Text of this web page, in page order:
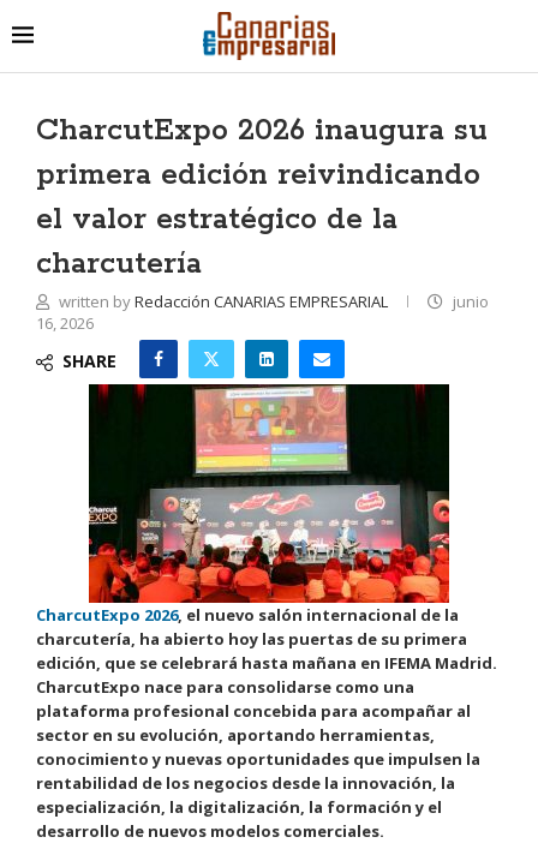
CharcutExpo 2026 inaugura su
primera edición reivindicando
el valor estratégico de la
charcutería
written byRedacción CANARIAS EMPRESARIAL
junio
16, 2026
SHARE
CharcutExpo 2026, el nuevo salón internacional de la
charcutería, ha abierto hoy las puertas de su primera
edición, que se celebrará hasta mañana en IFEMA Madrid.
CharcutExpo nace para consolidarse como una
plataforma profesional concebida para acompañar al
sector en su evolución, aportando herramientas,
conocimiento y nuevas oportunidades que impulsen la
rentabilidad de los negocios desde la innovación, la
especialización, la digitalización, la formación y el
desarrollo de nuevos modelos comerciales.